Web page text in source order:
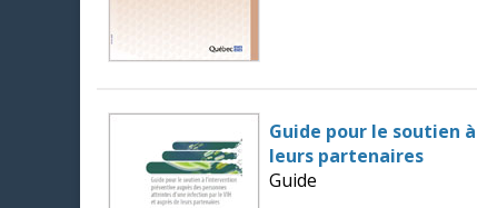
Guide pour le soutien
leurs partenaires
Guide